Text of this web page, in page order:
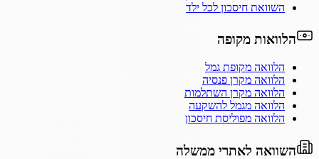
השוואת חיסכון לכל ילד
הלוואות מקופה
הלוואה מקופת גמל
הלוואה מקרן פנסיה
הלוואה מקרן השתלמות
הלוואה מגמל להשקעה
הלוואה מפוליסת חיסכון
השוואה לאתרי ממשלה